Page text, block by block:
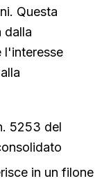
Questa
dalla
l'interesse
5253 del
in un filone